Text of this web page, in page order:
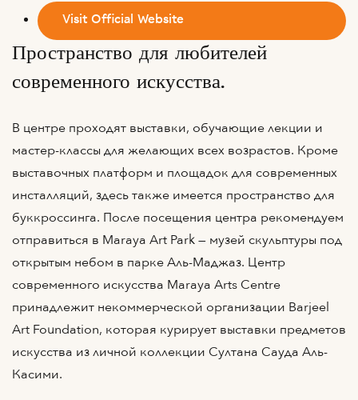
Пространство для любителей
современного искусства.
В центре проходят выставки, обучающие лекции и
мастер-классы для желающих всех возрастов. Кроме
выставочных платформ и площадок для современных
инсталляций, здесь также имеется пространство для
буккроссинга. После посещения центра рекомендуем
отправиться в Maraya Art Park — музей скульптуры под
открытым небом в парке Аль-Маджаз. Центр
современного искусства Maraya Arts Centre
принадлежит некоммерческой организации Barjeel
Art Foundation, которая курирует выставки предметов
искусства из личной коллекции Султана Сауда Аль-
Касими.
Visit Official Website